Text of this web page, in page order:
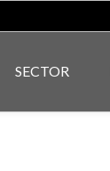
SECTOR